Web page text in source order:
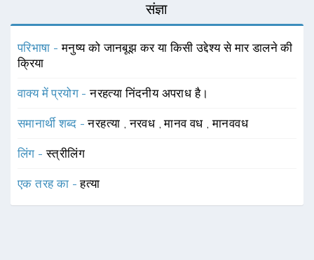
संज्ञा
परिभाषा -मनुष्य को जानबूझ कर या किसी उद्देश्य से मार डालने की
क्रिया
वाक्य में प्रयोग -नरहत्या निंदनीय अपराध है।
समानार्थी शब्द -नरहत्या ,नरवध ,मानव वध ,मानववध
लिंग -स्त्रीलिंग
एक तरह का -हत्या